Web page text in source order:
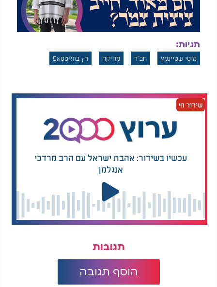
תגיות:
מוטי שטיינמץ חב"ד מוזיקה רץ בוואטסאפ
שידור חי
עכשיו בשידור: אהבת ישראל עם הרב מרדכי
אנגלמן
תגובות
הוסף תגובה